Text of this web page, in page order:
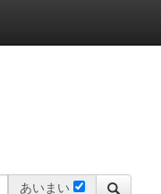
あいまい